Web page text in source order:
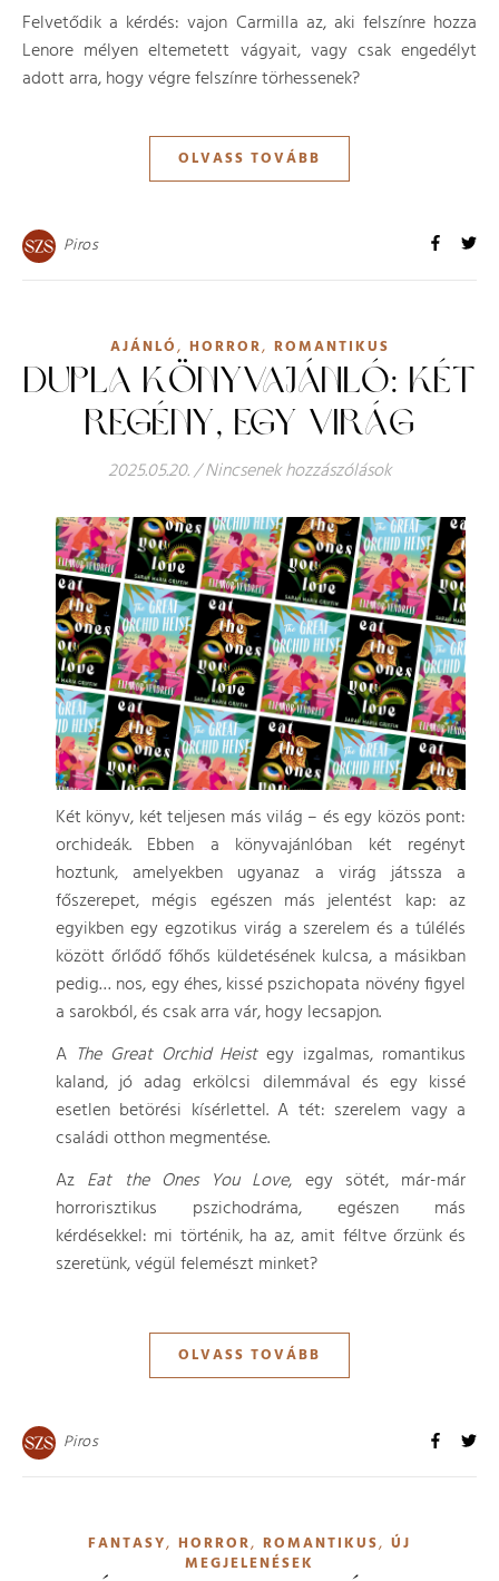
Felvetődik a kérdés: vajon Carmilla az, aki felszínre hozza
Lenore mélyen eltemetett vágyait, vagy csak engedélyt
adott arra, hogy végre felszínre törhessenek?
OLVASS TOVÁBB
Piros
AJÁNLÓ, HORROR, ROMANTIKUS
DUPLA KÖNYVAJÁNLÓ: KÉT
REGÉNY, EGY VIRÁG
2025.05.20./Nincsenek hozzászólások
Két könyv, két teljesen más világ – és egy közös pont:
orchideák. Ebben a könyvajánlóban két regényt
hoztunk, amelyekben ugyanaz a virág játssza a
főszerepet, mégis egészen más jelentést kap: az
egyikben egy egzotikus virág a szerelem és a túlélés
között őrlődő főhős küldetésének kulcsa, a másikban
pedig… nos, egy éhes, kissé pszichopata növény figyel
a sarokból, és csak arra vár, hogy lecsapjon.
A The Great Orchid Heistegy izgalmas, romantikus
kaland, jó adag erkölcsi dilemmával és egy kissé
esetlen betörési kísérlettel. A tét: szerelem vagy a
családi otthon megmentése.
Az Eat the Ones You Love, egy sötét, már-már
horrorisztikus pszichodráma, egészen más
kérdésekkel: mi történik, ha az, amit féltve őrzünk és
szeretünk, végül felemészt minket?
OLVASS TOVÁBB
Piros
FANTASY, HORROR, ROMANTIKUS, ÚJ
MEGJELENÉSEK